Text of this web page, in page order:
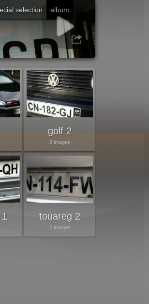
selection album
golf 2
2 images
touareg 2
2 images